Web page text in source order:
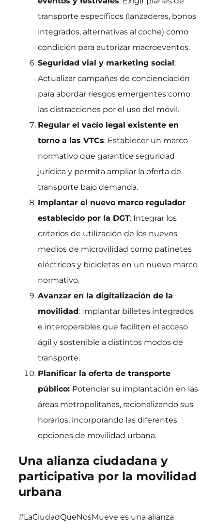
transporte específicos (lanzaderas, bonos
integrados, alternativas al coche) como
condición para autorizar macroeventos.
Seguridad vial y marketing social:
Actualizar campañas de concienciación
para abordar riesgos emergentes como
las distracciones por el uso del móvil.
Regular el vacío legal existente en
torno a las VTCs: Establecer un marco
normativo que garantice seguridad
jurídica y permita ampliar la oferta de
transporte bajo demanda.
Implantar el nuevo marco regulador
establecido por la DGT: Integrar los
criterios de utilización de los nuevos
medios de microvilidad como patinetes
eléctricos y bicicletas en un nuevo marco
normativo.
Avanzar en la digitalización de la
movilidad: Implantar billetes integrados
e interoperables que faciliten el acceso
ágil y sostenible a distintos modos de
transporte.
Planificar la oferta de transporte
público: Potenciar su implantación en las
áreas metropolitanas, racionalizando sus
horarios, incorporando las diferentes
opciones de movilidad urbana.
Una alianza ciudadana y
participativa por la movilidad
urbana
#LaCiudadQueNosMueve es una alianza